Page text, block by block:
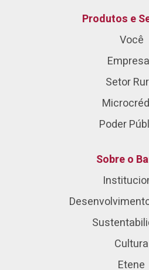
Produtos e
Você
Setor
Poder
Sobre o
Cultura
Etene